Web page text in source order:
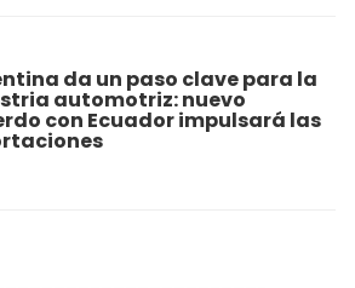
da un paso clave para la
automotriz: nuevo
con Ecuador impulsará las